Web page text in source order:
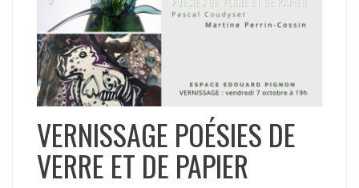
VERNISSAGE POÉSIES DE
VERRE ET DE PAPIER